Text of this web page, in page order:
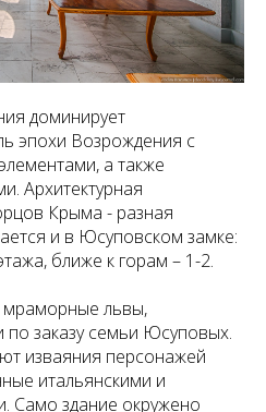
доминирует
эпохи Возрождения с
а также
Архитектурная
Крыма - разная
и в Юсуповском замке:
ближе к горам – 1-2.
мраморные львы,
заказу семьи Юсуповых.
изваяния персонажей
итальянскими и
Само здание окружено